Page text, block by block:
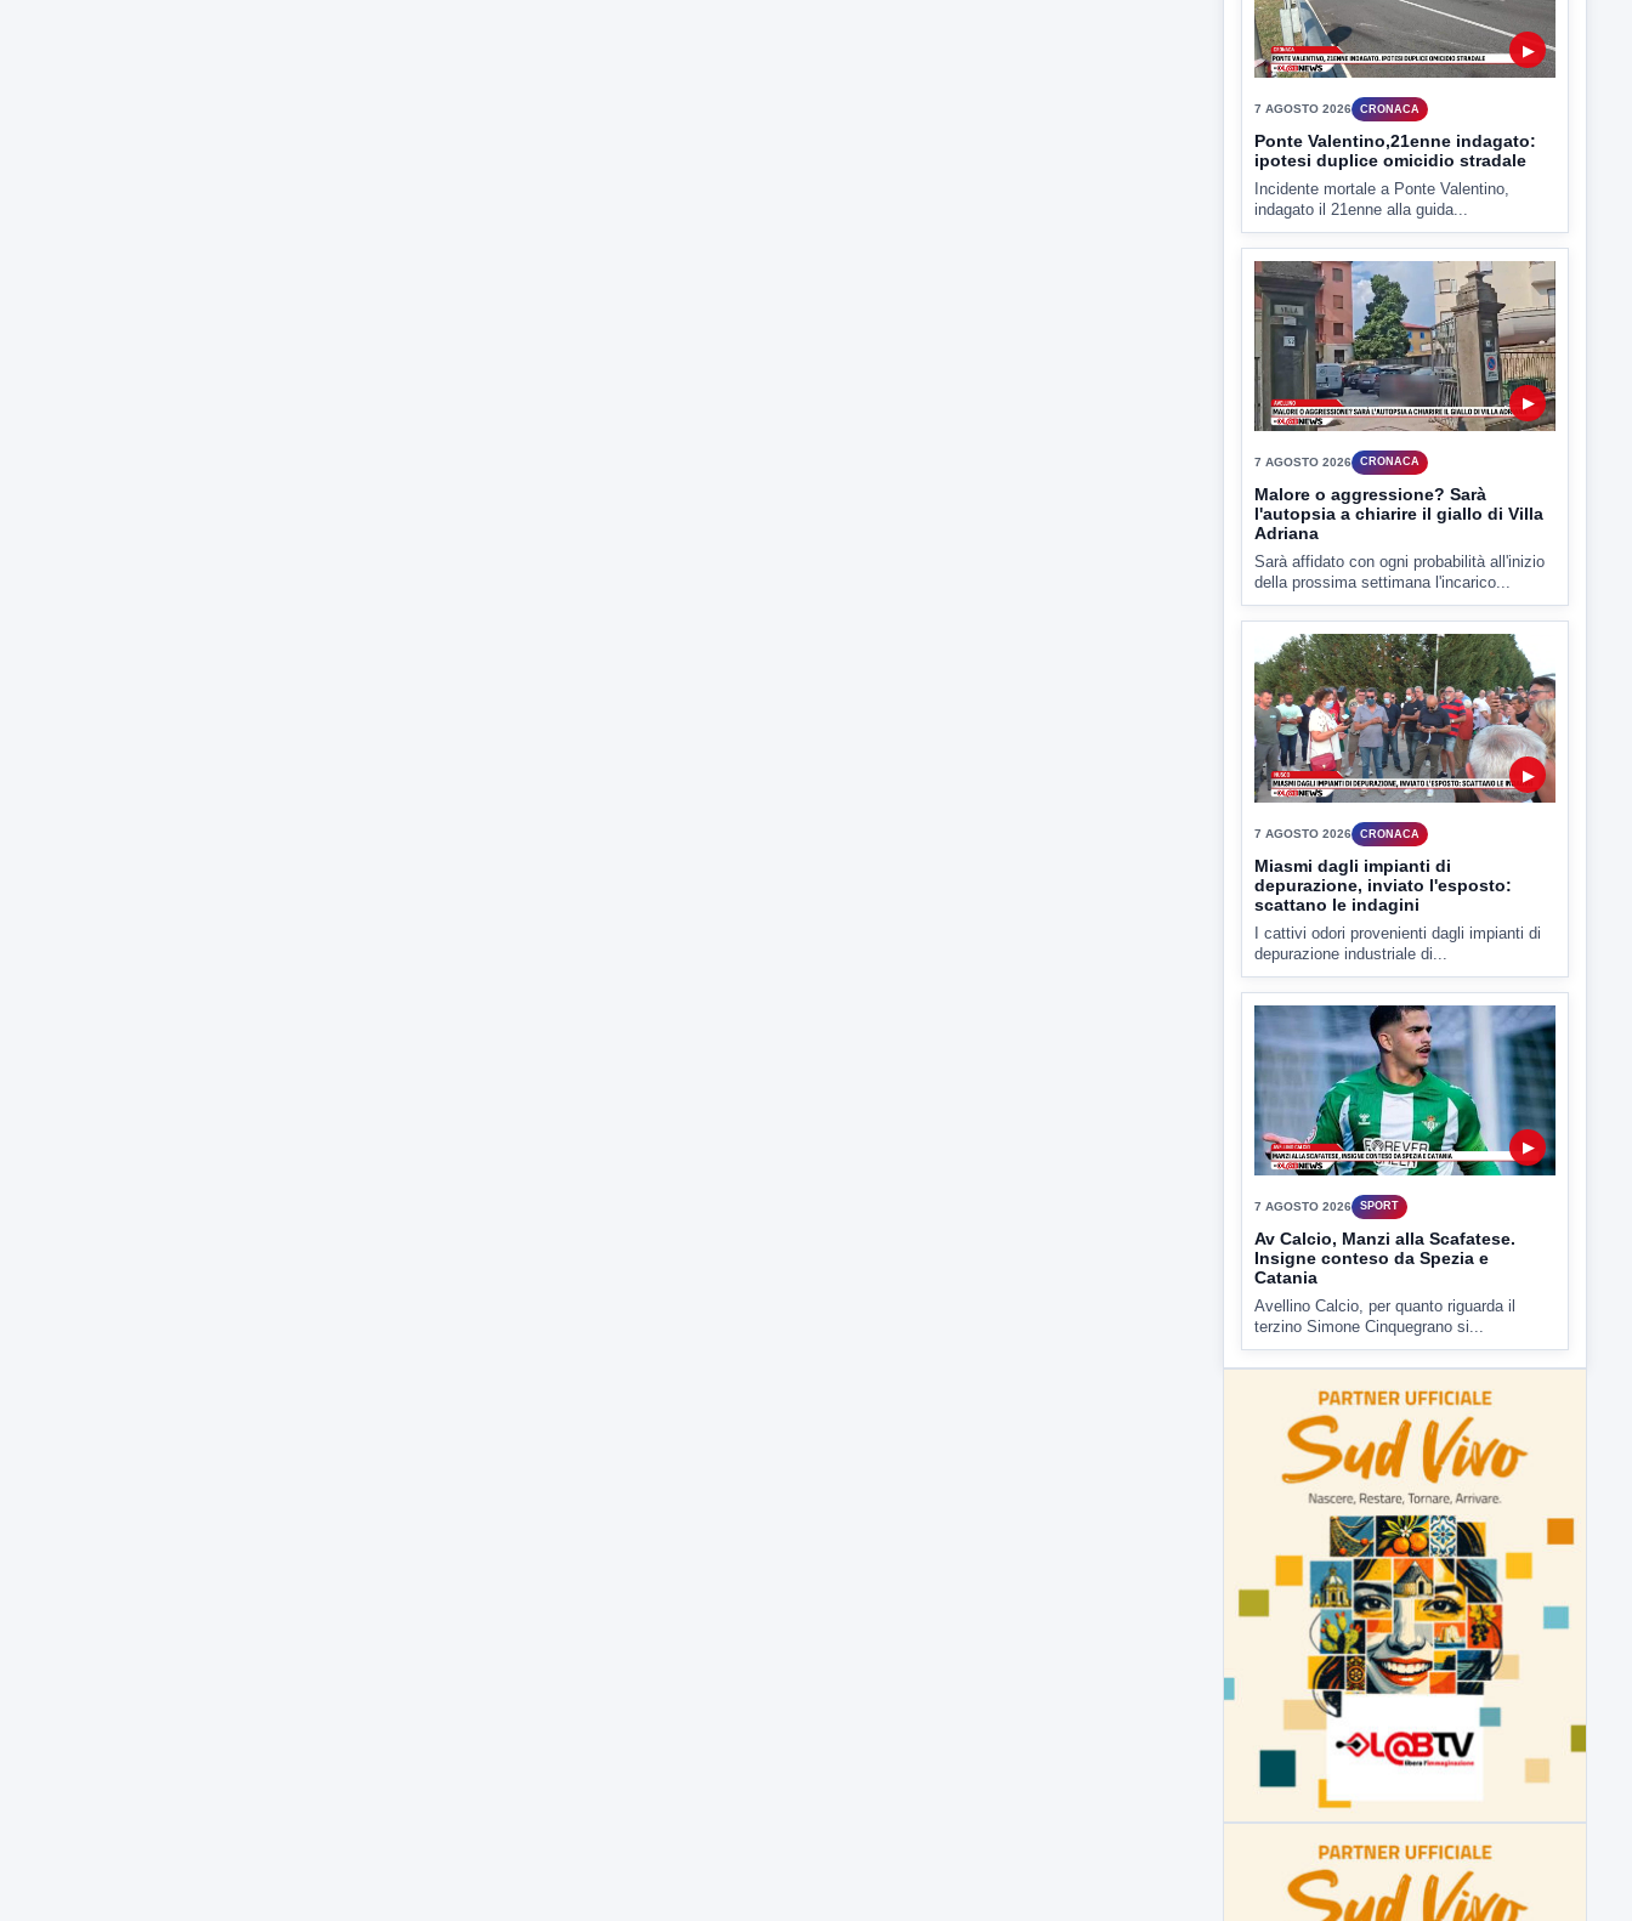
▶
7 AGOSTO 2026 CRONACA
Ponte Valentino,21enne indagato:
ipotesi duplice omicidio stradale
Incidente mortale a Ponte Valentino,
indagato il 21enne alla guida...
▶
7 AGOSTO 2026 CRONACA
Malore o aggressione? Sarà
l'autopsia a chiarire il giallo di Villa
Adriana
Sarà affidato con ogni probabilità all'inizio
della prossima settimana l'incarico...
▶
7 AGOSTO 2026 CRONACA
Miasmi dagli impianti di
depurazione, inviato l'esposto:
scattano le indagini
I cattivi odori provenienti dagli impianti di
depurazione industriale di...
▶
7 AGOSTO 2026 SPORT
Av Calcio, Manzi alla Scafatese.
Insigne conteso da Spezia e
Catania
Avellino Calcio, per quanto riguarda il
terzino Simone Cinquegrano si...